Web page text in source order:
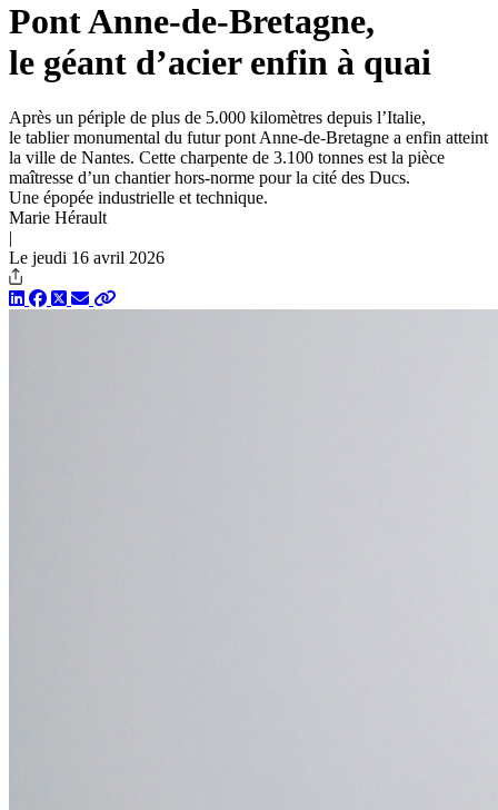
Pont Anne-de-Bretagne,
le géant d’acier enfin à quai
Après un périple de plus de 5.000 kilomètres depuis l’Italie,
le tablier monumental du futur pont Anne-de-Bretagne a enfin atteint
la ville de Nantes. Cette charpente de 3.100 tonnes est la pièce
maîtresse d’un chantier hors-norme pour la cité des Ducs.
Une épopée industrielle et technique.
Marie Hérault
|
Le jeudi 16 avril 2026